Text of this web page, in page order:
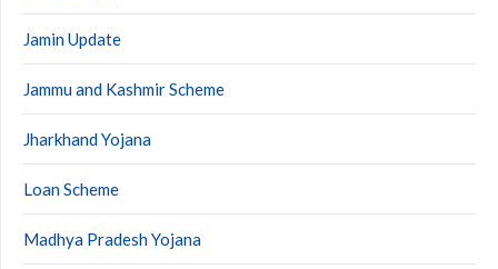
Jamin Update
Jammu and Kashmir Scheme
Jharkhand Yojana
Loan Scheme
Madhya Pradesh Yojana